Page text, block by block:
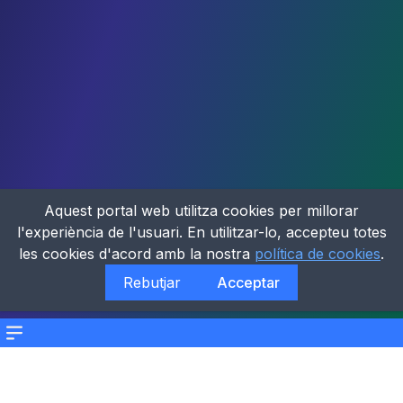
Menu
Aquest portal web utilitza cookies per millorar
l'experiència de l'usuari. En utilitzar-lo, accepteu totes
les cookies d'acord amb la nostra política de cookies.
Rebutjar
Acceptar